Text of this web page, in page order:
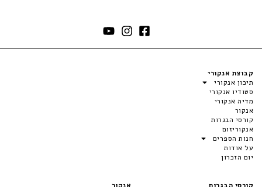
קבוצת אנקורי
תיכון אנקורי
סטודיו אנקורי
מדיה אנקורי
אנקור
קורסי הבגרות
אנקוריזום
חנות הספרים
על אודות
יום הזכרון